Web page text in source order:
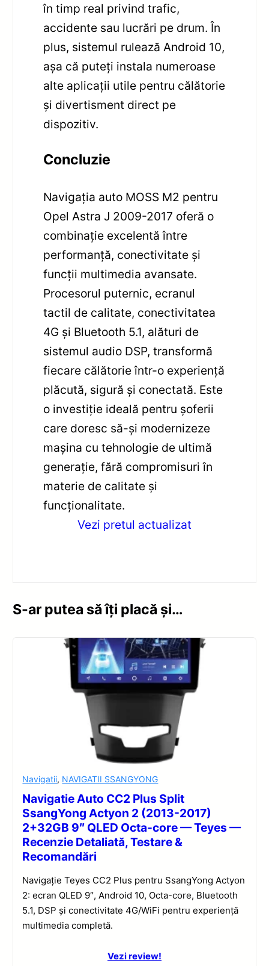
în timp real privind trafic,
accidente sau lucrări pe drum. În
plus, sistemul rulează Android 10,
așa că puteți instala numeroase
alte aplicații utile pentru călătorie
și divertisment direct pe
dispozitiv.
Concluzie
Navigația auto MOSS M2 pentru
Opel Astra J 2009-2017 oferă o
combinație excelentă între
performanță, conectivitate și
funcții multimedia avansate.
Procesorul puternic, ecranul
tactil de calitate, conectivitatea
4G și Bluetooth 5.1, alături de
sistemul audio DSP, transformă
fiecare călătorie într-o experiență
plăcută, sigură și conectată. Este
o investiție ideală pentru șoferii
care doresc să-și modernizeze
mașina cu tehnologie de ultimă
generație, fără compromisuri în
materie de calitate și
funcționalitate.
Vezi pretul actualizat
S-ar putea să îți placă și…
Navigatii, NAVIGATII SSANGYONG
Navigatie Auto CC2 Plus Split
SsangYong Actyon 2 (2013-2017)
2+32GB 9″ QLED Octa-core — Teyes —
Recenzie Detaliată, Testare &
Recomandări
Navigație Teyes CC2 Plus pentru SsangYong Actyon
2: ecran QLED 9″, Android 10, Octa-core, Bluetooth
5.1, DSP și conectivitate 4G/WiFi pentru experiență
multimedia completă.
Vezi review!